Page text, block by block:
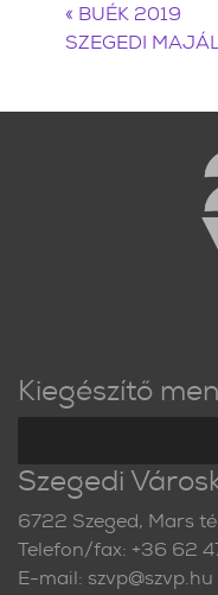
« BUÉK 2019
SZEGEDI
Kiegészítő
Szegedi
6722 Szeged, Mars
Telefon/fax: +36 62
E-mail: szvp@szvp.hu